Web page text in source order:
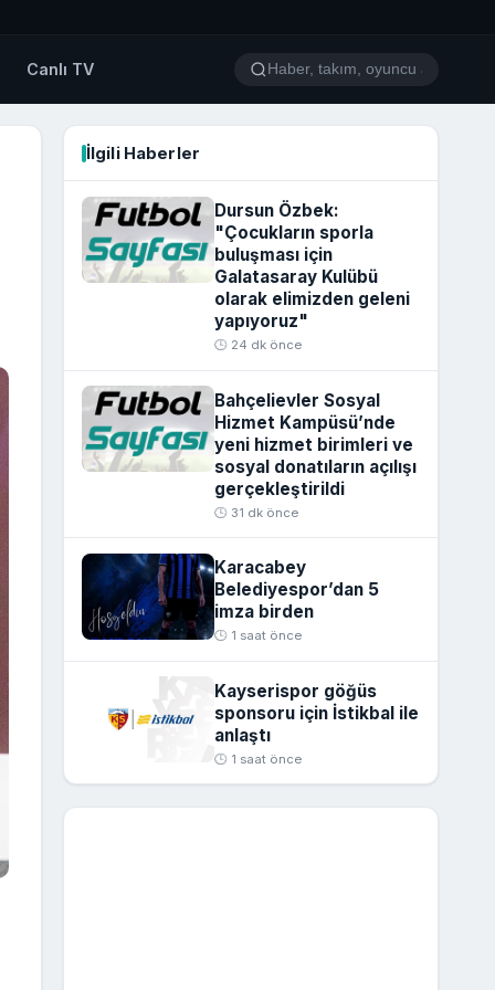
Canlı TV
İlgili Haberler
Dursun Özbek:
"Çocukların sporla
buluşması için
Galatasaray Kulübü
olarak elimizden geleni
yapıyoruz"
🕒 24 dk önce
Bahçelievler Sosyal
Hizmet Kampüsü’nde
yeni hizmet birimleri ve
sosyal donatıların açılışı
gerçekleştirildi
🕒 31 dk önce
Karacabey
Belediyespor’dan 5
imza birden
🕒 1 saat önce
Kayserispor göğüs
sponsoru için İstikbal ile
anlaştı
🕒 1 saat önce